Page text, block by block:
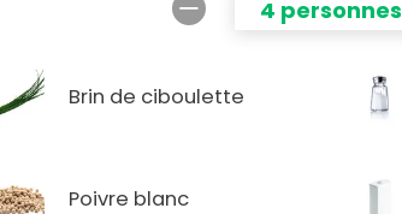
4 personnes
Brin de ciboulette
Poivre blanc